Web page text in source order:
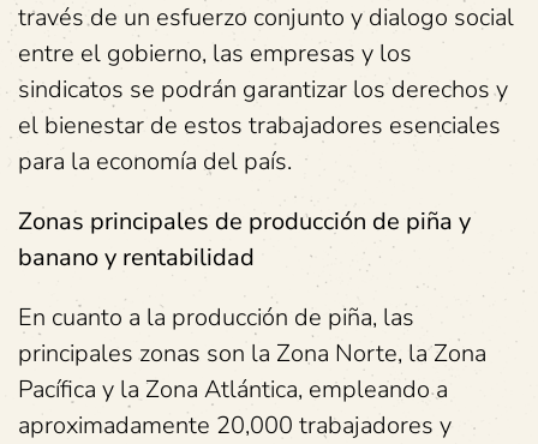
través de un esfuerzo conjunto y dialogo social
entre el gobierno, las empresas y los
sindicatos se podrán garantizar los derechos y
el bienestar de estos trabajadores esenciales
para la economía del país.
Zonas principales de producción de piña y
banano y rentabilidad
En cuanto a la producción de piña, las
principales zonas son la Zona Norte, la Zona
Pacífica y la Zona Atlántica, empleando a
aproximadamente 20,000 trabajadores y